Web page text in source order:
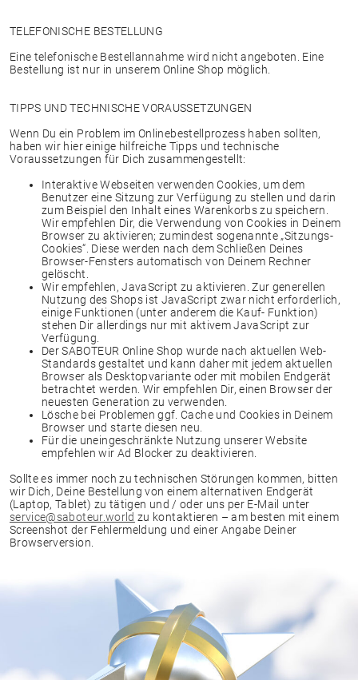
TELEFONISCHE BESTELLUNG
Eine telefonische Bestellannahme wird nicht angeboten. Eine
Bestellung ist nur in unserem Online Shop möglich.
TIPPS UND TECHNISCHE VORAUSSETZUNGEN
Wenn Du ein Problem im Onlinebestellprozess haben sollten,
haben wir hier einige hilfreiche Tipps und technische
Voraussetzungen für Dich zusammengestellt:
Interaktive Webseiten verwenden Cookies, um dem
Benutzer eine Sitzung zur Verfügung zu stellen und darin
zum Beispiel den Inhalt eines Warenkorbs zu speichern.
Wir empfehlen Dir, die Verwendung von Cookies in Deinem
Browser zu aktivieren; zumindest sogenannte „Sitzungs-
Cookies“. Diese werden nach dem Schließen Deines
Browser-Fensters automatisch von Deinem Rechner
gelöscht.
Wir empfehlen, JavaScript zu aktivieren. Zur generellen
Nutzung des Shops ist JavaScript zwar nicht erforderlich,
einige Funktionen (unter anderem die Kauf- Funktion)
stehen Dir allerdings nur mit aktivem JavaScript zur
Verfügung.
Der SABOTEUR Online Shop wurde nach aktuellen Web-
Standards gestaltet und kann daher mit jedem aktuellen
Browser als Desktopvariante oder mit mobilen Endgerät
betrachtet werden. Wir empfehlen Dir, einen Browser der
neuesten Generation zu verwenden.
Lösche bei Problemen ggf. Cache und Cookies in Deinem
Browser und starte diesen neu.
Für die uneingeschränkte Nutzung unserer Website
empfehlen wir Ad Blocker zu deaktivieren.
Sollte es immer noch zu technischen Störungen kommen, bitten
wir Dich, Deine Bestellung von einem alternativen Endgerät
(Laptop, Tablet) zu tätigen und / oder uns per E-Mail unter
service@saboteur.world zu kontaktieren – am besten mit einem
Screenshot der Fehlermeldung und einer Angabe Deiner
Browserversion.